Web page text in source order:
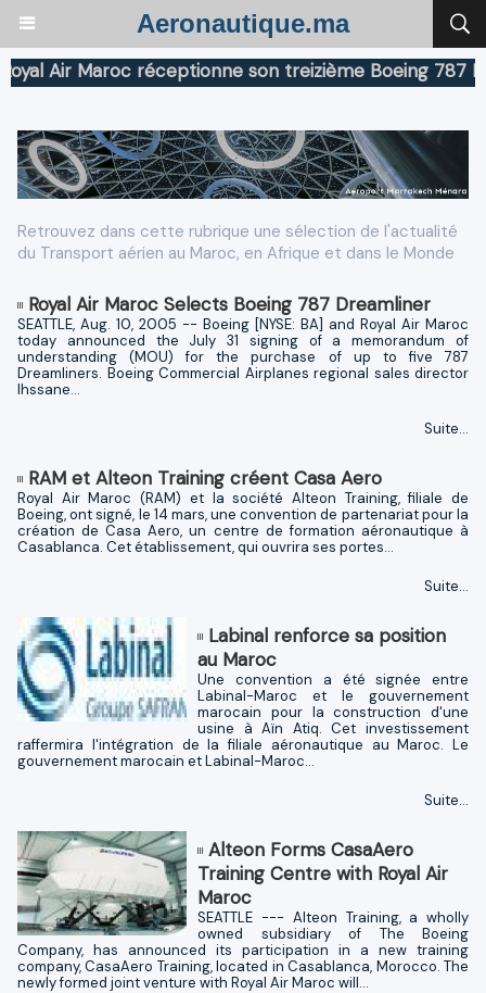
Aeronautique.ma
Air Maroc réceptionne son treizième Boeing 787
Retrouvez dans cette rubrique une sélection de l'actualité
du Transport aérien au Maroc, en Afrique et dans le Monde
Royal Air Maroc Selects Boeing 787 Dreamliner
SEATTLE, Aug. 10, 2005 -- Boeing [NYSE: BA] and Royal Air Maroc
today announced the July 31 signing of a memorandum of
understanding (MOU) for the purchase of up to five 787
Dreamliners. Boeing Commercial Airplanes regional sales director
Ihssane...
Suite...
RAM et Alteon Training créent Casa Aero
Royal Air Maroc (RAM) et la société Alteon Training, filiale de
Boeing, ont signé, le 14 mars, une convention de partenariat pour la
création de Casa Aero, un centre de formation aéronautique à
Casablanca. Cet établissement, qui ouvrira ses portes...
Suite...
Labinal renforce sa position
au Maroc
Une convention a été signée entre
Labinal-Maroc et le gouvernement
marocain pour la construction d'une
usine à Aïn Atiq. Cet investissement
raffermira l'intégration de la filiale aéronautique au Maroc. Le
gouvernement marocain et Labinal-Maroc...
Suite...
Alteon Forms CasaAero
Training Centre with Royal Air
Maroc
SEATTLE --- Alteon Training, a wholly
owned subsidiary of The Boeing
Company, has announced its participation in a new training
company, CasaAero Training, located in Casablanca, Morocco. The
newly formed joint venture with Royal Air Maroc will...